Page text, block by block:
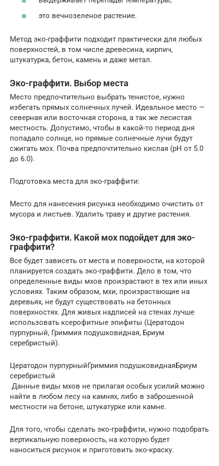
это вечнозеленое растение.
Метод эко-граффити подходит практически для любых
поверхностей, в том числе древесина, кирпич,
штукатурка, бетон, камень и даже метал.
Эко-граффити. Выбор места
Место предпочтительно выбрать тенистое, нужно
избегать прямых солнечных лучей. Идеальное место —
северная или восточная сторона, а так же лесистая
местность. Допустимо, чтобы в какой-то период дня
попадало солнце, но прямые солнечные лучи будут
сжигать мох. Почва предпочтительно кислая (pH от 5.0
до 6.0).
Подготовка места для эко-граффити:
Место для нанесения рисунка необходимо очистить от
мусора и листьев. Удалить траву и другие растения.
Эко-граффити. Какой мох подойдет для эко-
граффити?
Все будет зависеть от места и поверхности, на которой
планируется создать эко-граффити. Дело в том, что
определенные виды мхов произрастают в тех или иных
условиях. Таким образом, мхи, произрастающие на
деревьях, не будут существовать на бетонных
поверхностях. Для живых надписей на стенах лучше
использовать ксерофитные эпифиты (Цератодон
пурпурный, Гриммия подушковидная, Бриум
серебристый).
Цератодон пурпурныйГриммия подушковиднаяБриум
серебристый
Данные виды мхов не прилагая особых усилий можно
найти в любом лесу на камнях, либо в заброшенной
местности на бетоне, штукатурке или камне.
Для того, чтобы сделать эко-граффити, нужно подобрать
вертикальную поверхность, на которую будет
наноситься рисунок и приготовить эко-краску.